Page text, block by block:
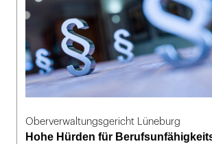
Oberverwaltungsgericht Lüneburg
Hohe Hürden für